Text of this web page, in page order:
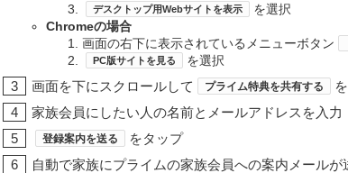
デスクトップ用Webサイトを表示
を選択
Chromeの場合
画面の右下に表示されているメニューボタン
PC版サイトを見る を選択
画面を下にスクロールして プライム特典を共有する
家族会員にしたい人の名前とメールアドレスを入力
登録案内を送る
をタップ
自動で家族にプライムの家族会員への案内メールが